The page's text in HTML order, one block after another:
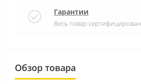
Гарантии
Весь товар сертифицирован
Обзор товара